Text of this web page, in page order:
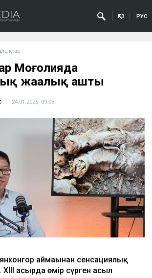
ҚАЗ РУС
Моңғолияда
жаңалық ашты
24.01.2025, 09:03
аймағынан сенсациялық
ғасырда өмір сүрген асыл